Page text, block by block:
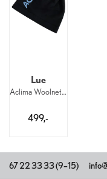
Lue
Aclima Woolnet Jib Beanie U 123
499,-
67 22 33 33 (9–15)